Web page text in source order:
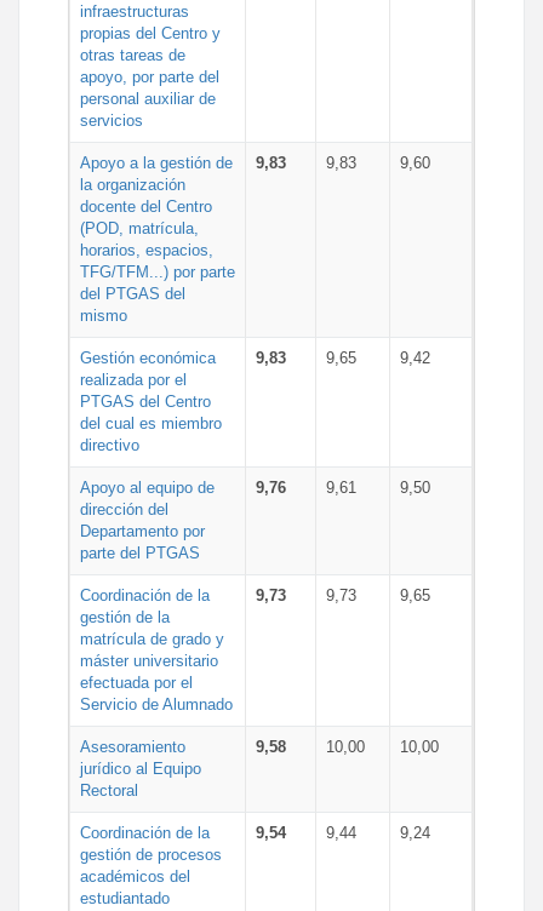
infraestructuras
propias del Centro y
otras tareas de
apoyo, por parte del
personal auxiliar de
servicios
Apoyo a la gestión de
la organización
docente del Centro
(POD, matrícula,
horarios, espacios,
TFG/TFM...) por parte
del PTGAS del
mismo
9,83 9,83 9,60
Gestión económica
realizada por el
PTGAS del Centro
del cual es miembro
directivo
9,83 9,65 9,42
Apoyo al equipo de
dirección del
Departamento por
parte del PTGAS
9,76 9,61 9,50
Coordinación de la
gestión de la
matrícula de grado y
máster universitario
efectuada por el
Servicio de Alumnado
9,73 9,73 9,65
Asesoramiento
jurídico al Equipo
Rectoral
9,58 10,00 10,00
Coordinación de la
gestión de procesos
académicos del
estudiantado
9,54 9,44 9,24